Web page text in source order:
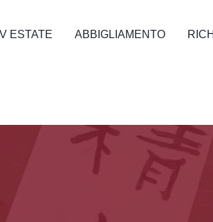
ESTATE ABBIGLIAMENTO